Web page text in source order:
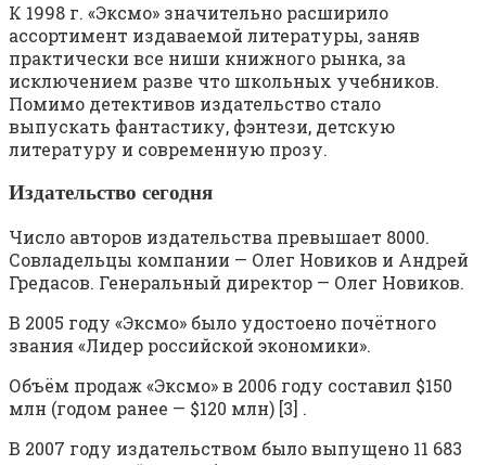
К 1998 г. «Эксмо» значительно расширило
ассортимент издаваемой литературы, заняв
практически все ниши книжного рынка, за
исключением разве что школьных учебников.
Помимо детективов издательство стало
выпускать фантастику, фэнтези, детскую
литературу и современную прозу.
Издательство сегодня
Число авторов издательства превышает 8000.
Совладельцы компании — Олег Новиков и Андрей
Гредасов. Генеральный директор — Олег Новиков.
В 2005 году «Эксмо» было удостоено почётного
звания «Лидер российской экономики».
Объём продаж «Эксмо» в 2006 году составил $150
млн (годом ранее — $120 млн) [3] .
В 2007 году издательством было выпущено 11 683